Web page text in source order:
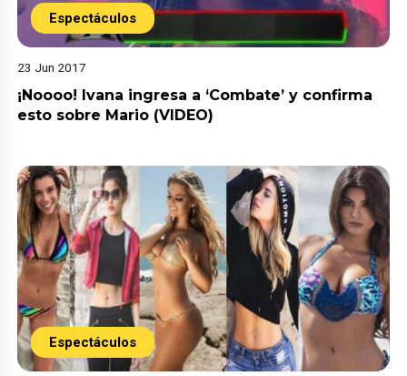
Espectáculos
23 Jun 2017
¡Noooo! Ivana ingresa a ‘Combate’ y confirma
esto sobre Mario (VIDEO)
Espectáculos